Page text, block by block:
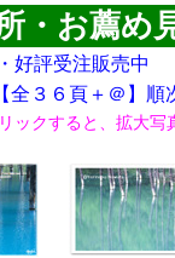
・お薦め
全３６頁＋＠】
ックすると、拡大写